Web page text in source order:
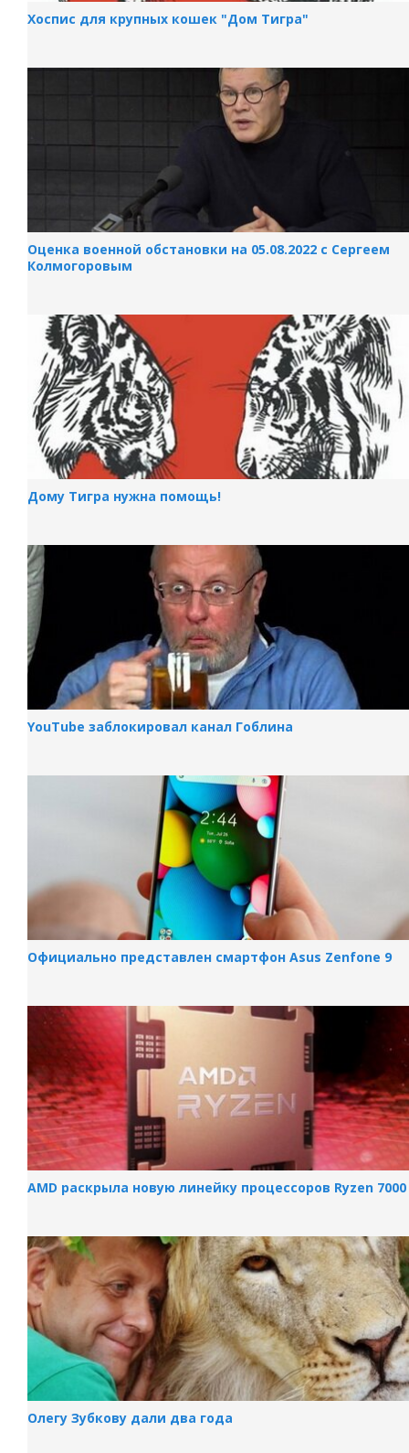
Хоспис для крупных кошек "Дом Тигра"
Оценка военной обстановки на 05.08.2022 с Сергеем
Колмогоровым
Дому Тигра нужна помощь!
YouTube заблокировал канал Гоблина
Официально представлен смартфон Asus Zenfone 9
AMD раскрыла новую линейку процессоров Ryzen 7000
Олегу Зубкову дали два года